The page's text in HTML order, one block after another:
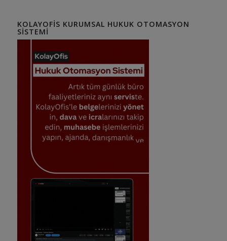
KOLAYOFIS KURUMSAL HUKUK OTOMASYON
SISTEMI